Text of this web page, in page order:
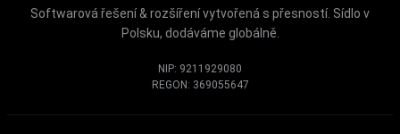
Softwarová řešení & rozšíření vytvořená s přesností. Sídlo v
Polsku, dodáváme globálně.
NIP: 9211929080
REGON: 369055647